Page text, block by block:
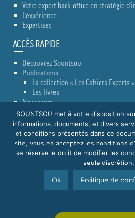
Votre expert back-office en stratégie
L’expérience
Expertises
ACCÈS RAPIDE
Découvrez Sountsou
Publications
La collection « Les Cahiers Experts »
Les livres
Newsroom
Actualités
Conseils Lobbying
Emissions de radio
Presse
Contact
Retour en haut
SOUNTSOU met à votre disposition
informations, documents, et divers
et conditions présentés dans ce
site, vous en acceptez les conditions
se réserve le droit de modifier les
seule discrétion.
Ok Politique de